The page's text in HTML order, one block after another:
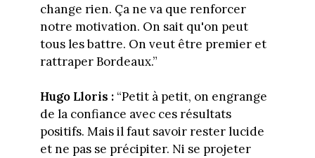
change rien. Ça ne va que renforcer
notre motivation. On sait qu'on peut
tous les battre. On veut être premier et
rattraper Bordeaux.”
Hugo Lloris :“Petit à petit, on engrange
de la confiance avec ces résultats
positifs. Mais il faut savoir rester lucide
et ne pas se précipiter. Ni se projeter